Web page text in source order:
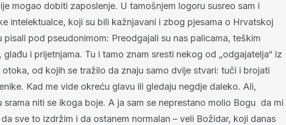
mogao dobiti zaposlenje. U tamošnjem logoru susreo sam i
intelektualce, koji su bili kažnjavani i zbog pjesama o Hrvatskoj
pisali pod pseudonimom: Preodgajali su nas palicama, teškim
glađu i prijetnjama. Tu i tamo znam sresti nekog od „odgajatelja“ iz
otoka, od kojih se tražilo da znaju samo dvije stvari: tuči i brojati
Kad me vide okreću glavu ili gledaju negdje daleko. Ali,
srama niti se ikoga boje. A ja sam se neprestano molio Bogu da mi
sve to izdržim i da ostanem normalan – veli Božidar, koji danas